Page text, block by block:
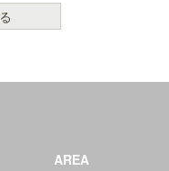
AREA